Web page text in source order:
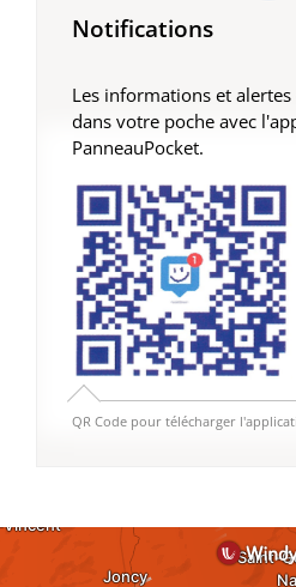
Notifications
Les informations et
dans votre poche avec
PanneauPocket.
QR Code pour télécharger